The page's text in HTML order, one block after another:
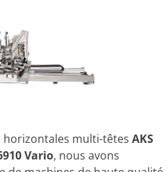
horizontales multi-têtes AKS
Vario, nous avons